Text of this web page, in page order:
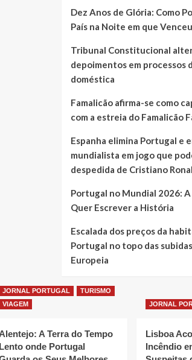
Dez Anos de Glória: Como
País na Noite em que
Tribunal Constitucional
depoimentos em processos
doméstica
Famalicão afirma-se como
com a estreia do Famalicão
Espanha elimina Portugal e
mundialista em jogo que
despedida de Cristiano
Portugal no Mundial 2026:
Quer Escrever a História
Escalada dos preços da
Portugal no topo das
Europeia
JORNAL PORTUGAL
TURISMO
VIAGEM
Alentejo: A Terra do Tempo
Lento onde Portugal
JORNAL
Lisboa
Incêndio